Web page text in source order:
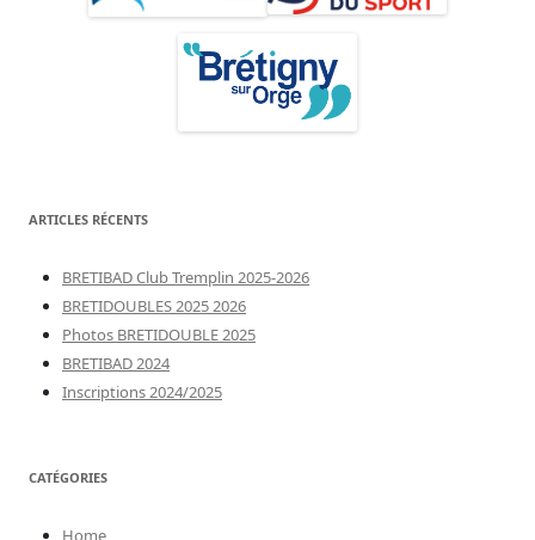
ARTICLES RÉCENTS
BRETIBAD Club Tremplin 2025-2026
BRETIDOUBLES 2025 2026
Photos BRETIDOUBLE 2025
BRETIBAD 2024
Inscriptions 2024/2025
CATÉGORIES